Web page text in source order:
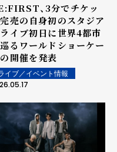
、3分でチケッ
完売の自身初のスタジア
イブ初日に世界4都市
るワールドショーケー
開催を発表
イブ／イベント情報